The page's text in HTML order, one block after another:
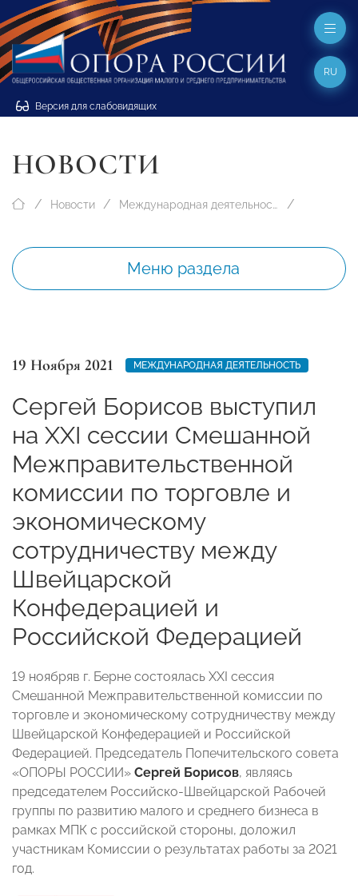
Версия для слабовидящих
RU
НОВОСТИ
Новости Международная деятельность
Меню раздела
19 Ноября 2021 МЕЖДУНАРОДНАЯ ДЕЯТЕЛЬНОСТЬ
Сергей Борисов выступил
на XXI сессии Смешанной
Межправительственной
комиссии по торговле и
экономическому
сотрудничеству между
Швейцарской
Конфедерацией и
Российской Федерацией
19 ноябряв г. Берне состоялась XXI сессия
Смешанной Межправительственной комиссии по
торговле и экономическому сотрудничеству между
Швейцарской Конфедерацией и Российской
Федерацией. Председатель Попечительского совета
«ОПОРЫ РОССИИ» Сергей Борисов, являясь
председателем Российско-Швейцарской Рабочей
группы по развитию малого и среднего бизнеса в
рамках МПК с российской стороны, доложил
участникам Комиссии о результатах работы за 2021
год.